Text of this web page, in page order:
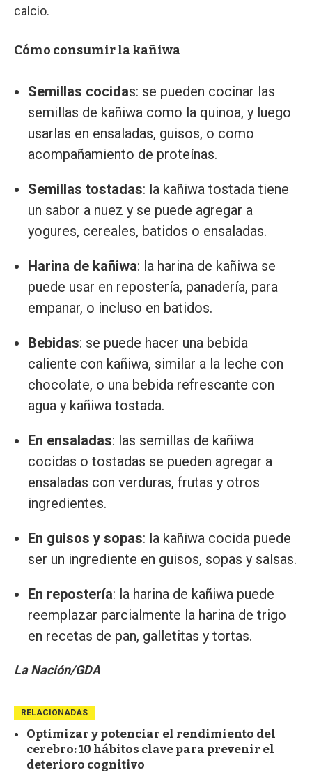
calcio.
Cómo consumir la kañiwa
Semillas cocidas: se pueden cocinar las
semillas de kañiwa como la quinoa, y luego
usarlas en ensaladas, guisos, o como
acompañamiento de proteínas.
Semillas tostadas: la kañiwa tostada tiene
un sabor a nuez y se puede agregar a
yogures, cereales, batidos o ensaladas.
Harina de kañiwa: la harina de kañiwa se
puede usar en repostería, panadería, para
empanar, o incluso en batidos.
Bebidas: se puede hacer una bebida
caliente con kañiwa, similar a la leche con
chocolate, o una bebida refrescante con
agua y kañiwa tostada.
En ensaladas: las semillas de kañiwa
cocidas o tostadas se pueden agregar a
ensaladas con verduras, frutas y otros
ingredientes.
En guisos y sopas: la kañiwa cocida puede
ser un ingrediente en guisos, sopas y salsas.
En repostería: la harina de kañiwa puede
reemplazar parcialmente la harina de trigo
en recetas de pan, galletitas y tortas.
La Nación/GDA
RELACIONADAS
Optimizar y potenciar el rendimiento del
cerebro: 10 hábitos clave para prevenir el
deterioro cognitivo